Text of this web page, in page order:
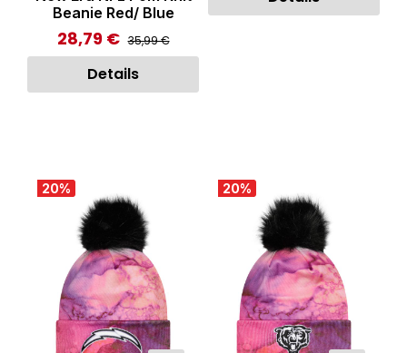
Beanie Red/ Blue
Verkaufspreis:
28,79 € Regulärer Preis:
35,99 €
Details
20% 20%